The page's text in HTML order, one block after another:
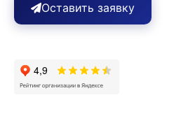
Оставить заявку